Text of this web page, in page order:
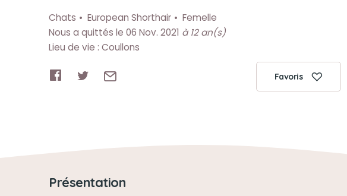
Chats European Shorthair
Femelle
Nous a quittés le 06 Nov. 2021 à 12 an(s)
Lieu de vie : Coullons
Favoris
Présentation